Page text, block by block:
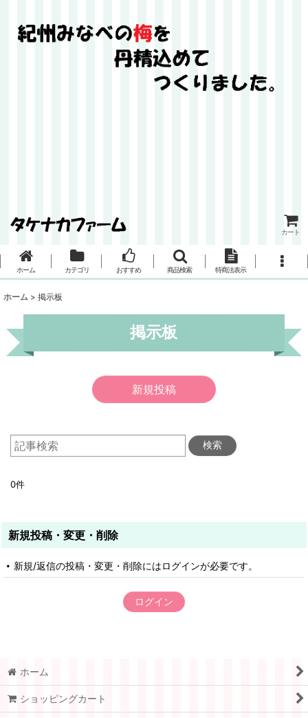
カート
ホーム カテゴリ おすすめ 商品検索 特商法表示
ホーム > 掲示板
掲示板
新規投稿
検索
0件
新規投稿・変更・削除
新規/返信の投稿・変更・削除にはログインが必要です。
ログイン
ホーム
ショッピングカート